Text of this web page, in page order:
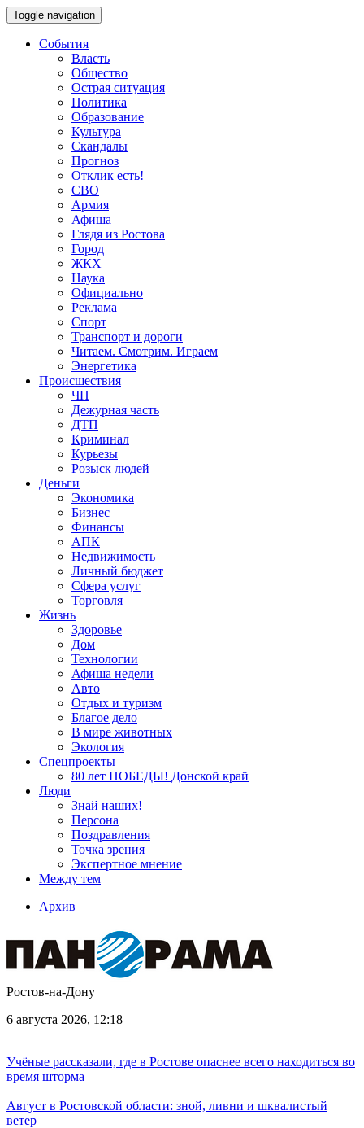
Toggle navigation
События
Власть
Общество
Острая ситуация
Политика
Образование
Культура
Скандалы
Прогноз
Отклик есть!
СВО
Армия
Афиша
Глядя из Ростова
Город
ЖКХ
Наука
Официально
Реклама
Спорт
Транспорт и дороги
Читаем. Смотрим. Играем
Энергетика
Происшествия
ЧП
Дежурная часть
ДТП
Криминал
Курьезы
Розыск людей
Деньги
Экономика
Бизнес
Финансы
АПК
Недвижимость
Личный бюджет
Сфера услуг
Торговля
Жизнь
Здоровье
Дом
Технологии
Афиша недели
Авто
Отдых и туризм
Благое дело
В мире животных
Экология
Спецпроекты
80 лет ПОБЕДЫ! Донской край
Люди
Знай наших!
Персона
Поздравления
Точка зрения
Экспертное мнение
Между тем
Архив
Ростов-на-Дону
6 августа 2026, 12:18
Учёные рассказали, где в Ростове опаснее всего находиться во
время шторма
Август в Ростовской области: зной, ливни и шквалистый
ветер